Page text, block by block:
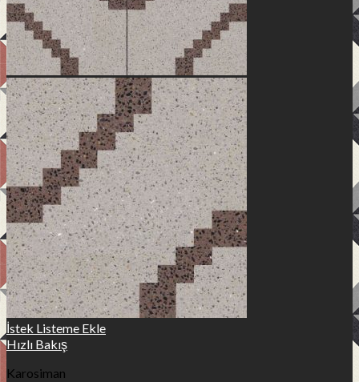
İstek Listeme Ekle
Hızlı Bakış
Karosiman